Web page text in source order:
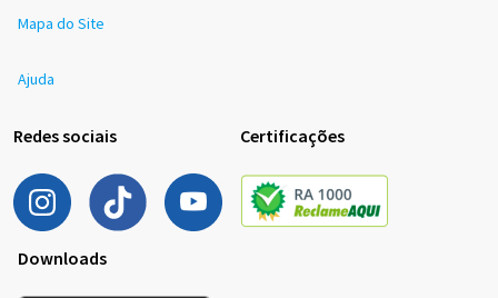
Mapa do Site
Ajuda
Redes sociais Certificações
Downloads